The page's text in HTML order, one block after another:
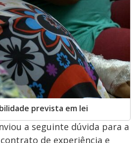
a
y
V
i
s
s
h
prevista em lei
a seguinte dúvida para a
de experiência e